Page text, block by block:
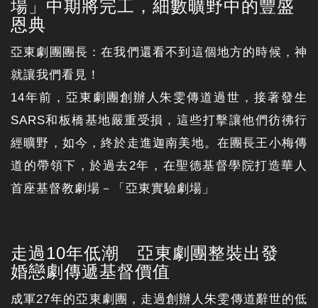
場」中期將完工，細數曠野中的豐盛
恩典
亞東劇團團長：在我們還看不到這個地方的時候，神
就讓我們看見！
14年前，亞東劇團創辦人朱雯傳道過世，接著發生
SARS和板橋基地嚴重受損，這些打擊讓他們彷彿行
經曠野，如今，終於走進迦南美地。在團長王小梅傳
道的帶領下，於過去2年，在聖德基督學院打造華人
首座基督教劇場－「亞東實驗劇場」
走過10年低潮 亞東劇團整裝出發
婚戀劇傳遞基督價值
成軍27年的亞東劇團，走過創辦人朱雯傳道辭世的低